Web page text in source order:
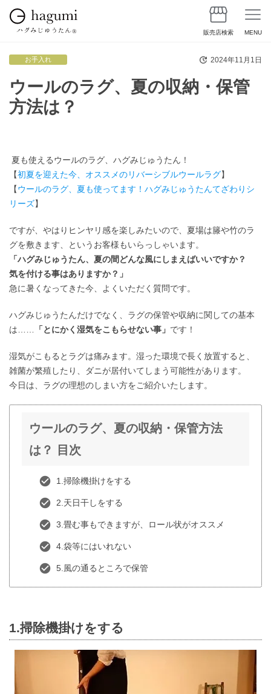
販売店検索 MENU
ウールのラグ、夏の収納・保管
方法は？
お手入れ 2024年11月1日
夏も使えるウールのラグ、ハグみじゅうたん！
【初夏を迎えた今、オススメのリバーシブルウールラグ】
【ウールのラグ、夏も使ってます！ハグみじゅうたんてざわりシ
リーズ】
ですが、やはりヒンヤリ感を楽しみたいので、夏場は籐や竹のラ
グを敷きます、というお客様もいらっしゃいます。
「ハグみじゅうたん、夏の間どんな風にしまえばいいですか？
気を付ける事はありますか？」
急に暑くなってきた今、よくいただく質問です。
ハグみじゅうたんだけでなく、ラグの保管や収納に関しての基本
は……
「とにかく湿気をこもらせない事」 です！
湿気がこもるとラグは痛みます。湿った環境で長く放置すると、
雑菌が繁殖したり、ダニが居付いてしまう可能性があります。
今日は、ラグの理想のしまい方をご紹介いたします。
ウールのラグ、夏の収納・保管方法
は？ 目次
1.掃除機掛けをする
2.天日干しをする
3.畳む事もできますが、ロール状がオススメ
4.袋等にはいれない
5.風の通るところで保管
1.掃除機掛けをする